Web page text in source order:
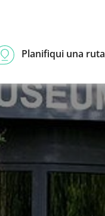
Planifiqui una ruta